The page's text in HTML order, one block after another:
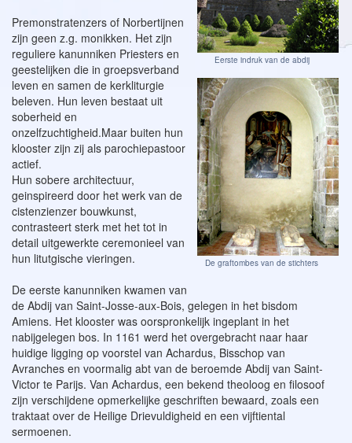
Eerste indruk van de abdij
De graftombes van de stichters
Premonstratenzers of Norbertijnen
zijn geen z.g. monikken. Het zijn
reguliere kanunniken Priesters en
geestelijken die in groepsverband
leven en samen de kerkliturgie
beleven. Hun leven bestaat uit
soberheid en
onzelfzuchtigheid.Maar buiten hun
klooster zijn zij als parochiepastoor
actief.
Hun sobere architectuur,
geinspireerd door het werk van de
cistenzienzer bouwkunst,
contrasteert sterk met het tot in
detail uitgewerkte ceremonieel van
hun litutgische vieringen.
De eerste kanunniken kwamen van
de Abdij van Saint-Josse-aux-Bois, gelegen in het bisdom
Amiens. Het klooster was oorspronkelijk ingeplant in het
nabijgelegen bos. In 1161 werd het overgebracht naar haar
huidige ligging op voorstel van Achardus, Bisschop van
Avranches en voormalig abt van de beroemde Abdij van Saint-
Victor te Parijs. Van Achardus, een bekend theoloog en filosoof
zijn verschijdene opmerkelijke geschriften bewaard, zoals een
traktaat over de Heilige Drievuldigheid en een vijftiental
sermoenen.